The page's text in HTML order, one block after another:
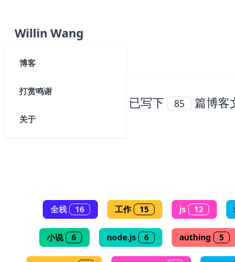
博客
打赏鸣谢
关于
Willin Wang
已写下 85 篇博客
全栈 16 工作 15 js 12
小说 6 node.js 6 authing 5